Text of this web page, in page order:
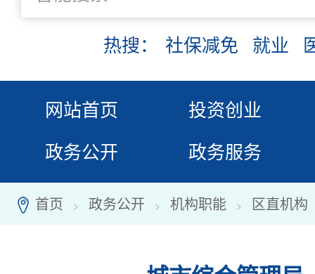
热搜： 社保减免 就业
网站首页
投资创业
政务公开
政务服务
7 首页 > 政务公开 > 机构职能 > 区直机构